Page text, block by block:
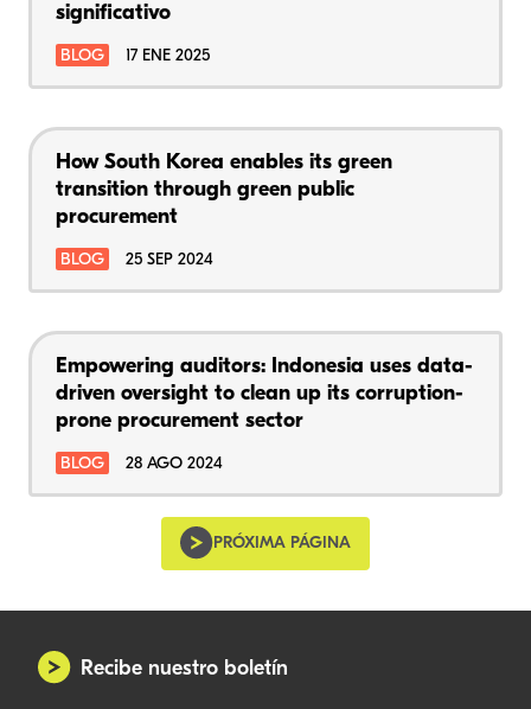
significativo
BLOG 17 ENE 2025
How South Korea enables its green
transition through green public
procurement
BLOG 25 SEP 2024
Empowering auditors: Indonesia uses data-
driven oversight to clean up its corruption-
prone procurement sector
BLOG 28 AGO 2024
PRÓXIMA PÁGINA
Recibe nuestro boletín